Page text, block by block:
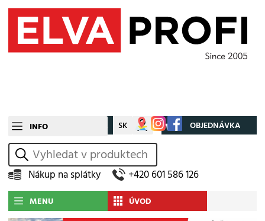
INFO CZ SK Můj účet OBJEDNÁVKA
vyhledat
Nákup na splátky +420 601 586 126
MENU ÚVOD